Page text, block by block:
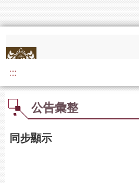
:::
公告彙整
同步顯示